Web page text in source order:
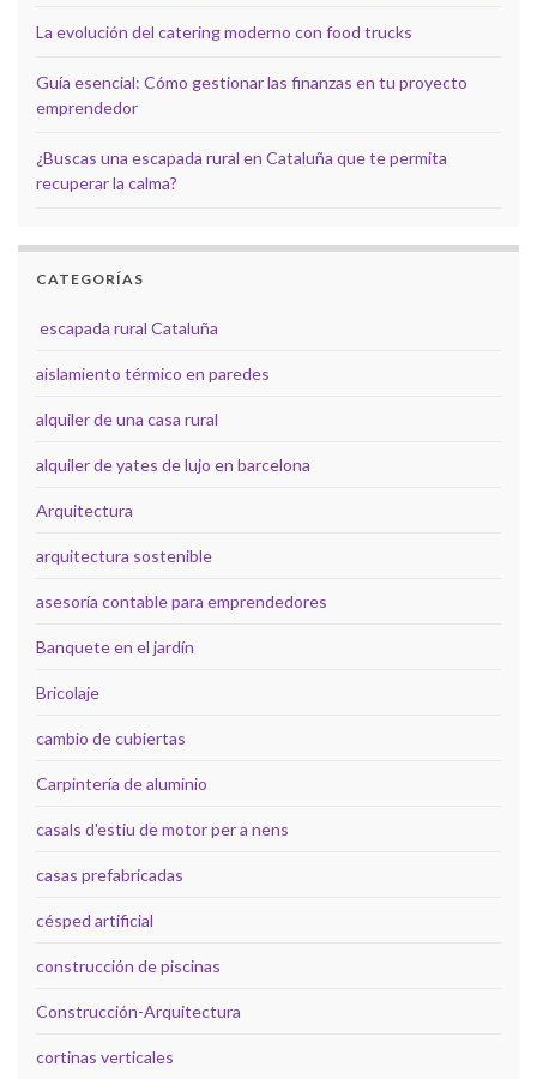
La evolución del catering moderno con food trucks
Guía esencial: Cómo gestionar las finanzas en tu proyecto
emprendedor
¿Buscas una escapada rural en Cataluña que te permita
recuperar la calma?
CATEGORÍAS
escapada rural Cataluña
aislamiento térmico en paredes
alquiler de una casa rural
alquiler de yates de lujo en barcelona
Arquitectura
arquitectura sostenible
asesoría contable para emprendedores
Banquete en el jardín
Bricolaje
cambio de cubiertas
Carpintería de aluminio
casals d'estiu de motor per a nens
casas prefabricadas
césped artificial
construcción de piscinas
Construcción-Arquitectura
cortinas verticales